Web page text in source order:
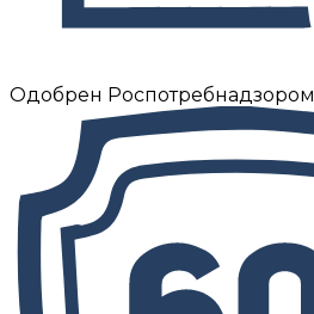
Одобрен Роспотребнадзором